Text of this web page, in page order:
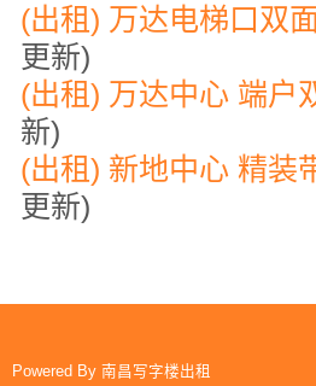
(出租) 万达电梯口双
更新)
(出租) 万达中心 端户
新)
(出租) 新地中心 精装
更新)
Powered By 南昌写字楼出租